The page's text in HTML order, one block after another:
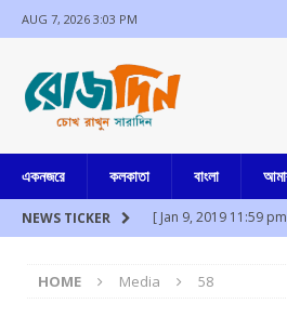
AUG 7, 2026 3:03 PM
একনজরে কলকাতা বাংলা
NEWS TICKER [ Jan 9, 2019 11:59
[ Aug 7, 2026 1:00 pm ]
HOME Media 58